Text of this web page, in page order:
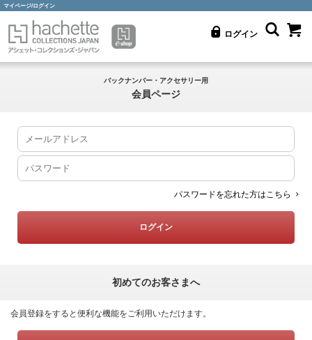
マイページ/ログイン
ログイン
バックナンバー・アクセサリー用
会員ページ
パスワードを忘れた方はこちら
初めてのお客さまへ
会員登録をすると便利な機能をご利用いただけます。